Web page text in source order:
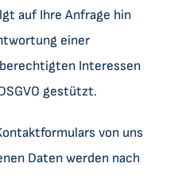
auf Ihre Anfrage hin
einer
Interessen
gestützt.
von uns
Daten werden nach